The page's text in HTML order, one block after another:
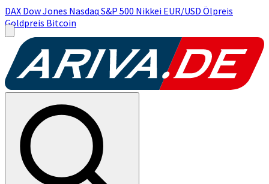
DAX Dow Jones Nasdaq S&P 500 Nikkei EUR/USD Ölpreis
Goldpreis Bitcoin